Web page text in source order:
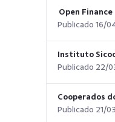
Open
Publicado 16/
Instituto
Publicado 22/
Cooperados
Publicado 21/